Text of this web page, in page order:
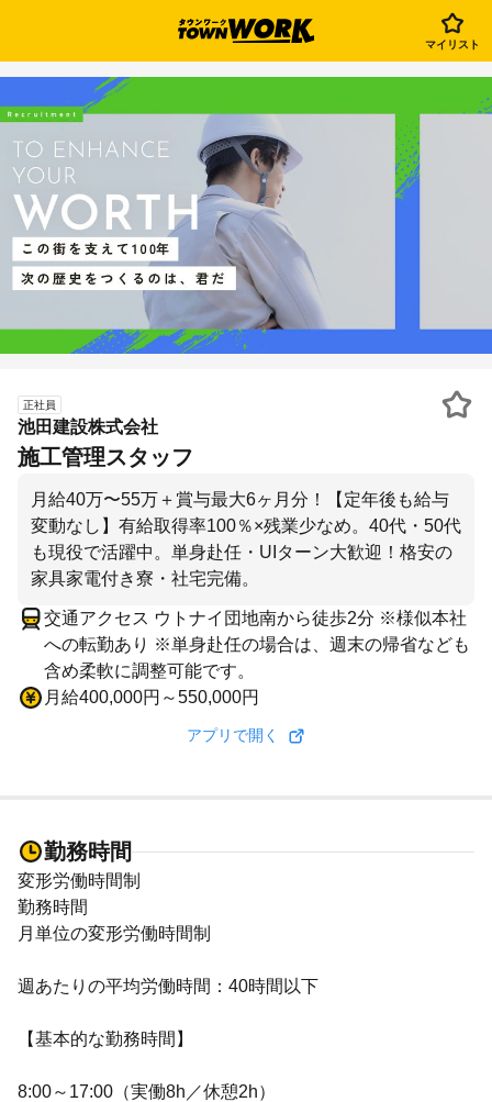
マイリスト
正社員
池田建設株式会社
施工管理スタッフ
月給40万〜55万＋賞与最大6ヶ月分！【定年後も給与
変動なし】有給取得率100％×残業少なめ。40代・50代
も現役で活躍中。単身赴任・UIターン大歓迎！格安の
家具家電付き寮・社宅完備。
交通アクセス ウトナイ団地南から徒歩2分 ※様似本社
への転勤あり ※単身赴任の場合は、週末の帰省なども
含め柔軟に調整可能です。
月給400,000円～550,000円
アプリで開く
勤務時間
変形労働時間制
勤務時間
月単位の変形労働時間制
週あたりの平均労働時間：40時間以下
【基本的な勤務時間】
8:00～17:00（実働8h／休憩2h）